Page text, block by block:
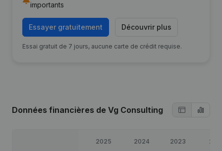
importants
Essayer gratuitement Découvrir plus
Essai gratuit de 7 jours, aucune carte de crédit requise.
Données financières de Vg Consulting
2025 2024 2023